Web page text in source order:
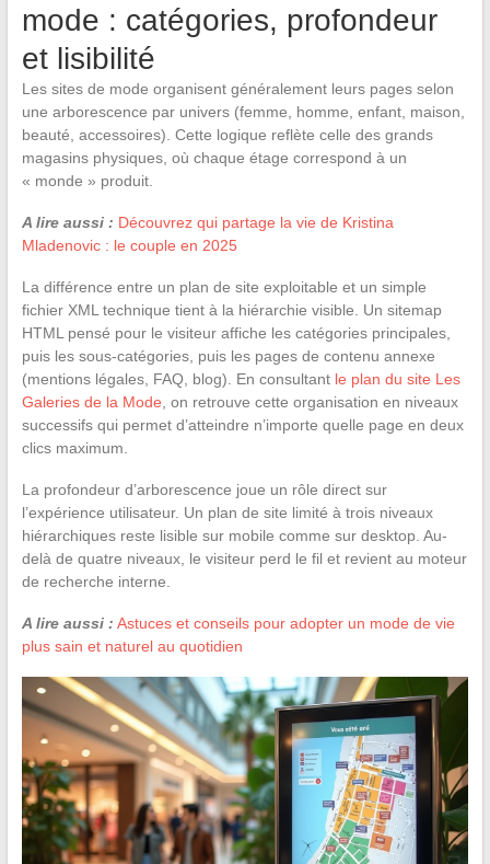
mode : catégories, profondeur
et lisibilité
Les sites de mode organisent généralement leurs pages selon
une arborescence par univers (femme, homme, enfant, maison,
beauté, accessoires). Cette logique reflète celle des grands
magasins physiques, où chaque étage correspond à un
« monde » produit.
A lire aussi : Découvrez qui partage la vie de Kristina
Mladenovic : le couple en 2025
La différence entre un plan de site exploitable et un simple
fichier XML technique tient à la hiérarchie visible. Un sitemap
HTML pensé pour le visiteur affiche les catégories principales,
puis les sous-catégories, puis les pages de contenu annexe
(mentions légales, FAQ, blog). En consultant le plan du site Les
Galeries de la Mode , on retrouve cette organisation en niveaux
successifs qui permet d’atteindre n’importe quelle page en deux
clics maximum.
La profondeur d’arborescence joue un rôle direct sur
l’expérience utilisateur. Un plan de site limité à trois niveaux
hiérarchiques reste lisible sur mobile comme sur desktop. Au-
delà de quatre niveaux, le visiteur perd le fil et revient au moteur
de recherche interne.
A lire aussi : Astuces et conseils pour adopter un mode de vie
plus sain et naturel au quotidien